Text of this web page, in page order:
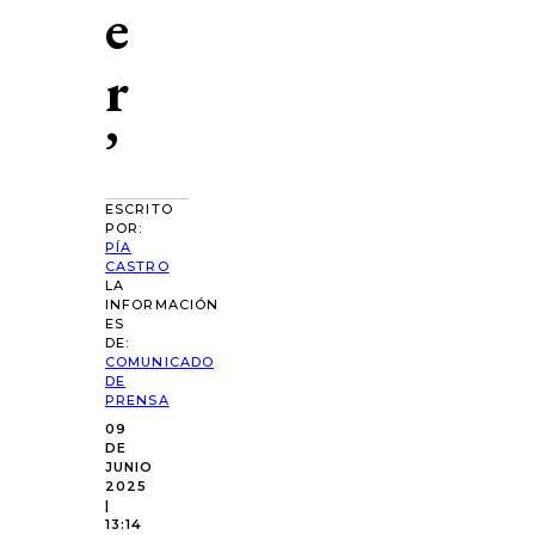
e
r
’
ESCRITO
POR:
PÍA
CASTRO
LA
INFORMACIÓN
ES
DE:
COMUNICADO
DE
PRENSA
09
DE
JUNIO
2025
|
13:14